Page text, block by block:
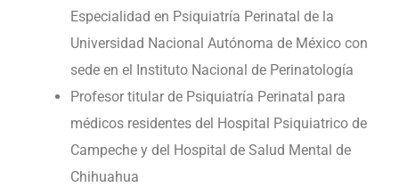
Especialidad en Psiquiatría Perinatal de la
Universidad Nacional Autónoma de México con
sede en el Instituto Nacional de Perinatología
Profesor titular de Psiquiatría Perinatal para
médicos residentes del Hospital Psiquiatrico de
Campeche y del Hospital de Salud Mental de
Chihuahua